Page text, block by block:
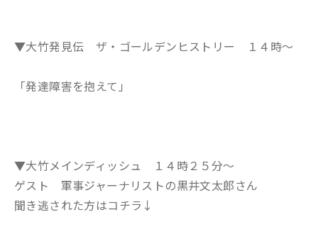
▼大竹発見伝 ザ・ゴールデンヒストリー １４時～
「発達障害を抱えて」
▼大竹メインディッシュ １４時２５分～
ゲスト 軍事ジャーナリストの黒井文太郎さん
聞き逃された方はコチラ↓